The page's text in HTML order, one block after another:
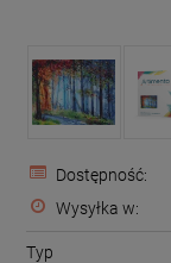
Dostępność:
Wysyłka w:
Typ